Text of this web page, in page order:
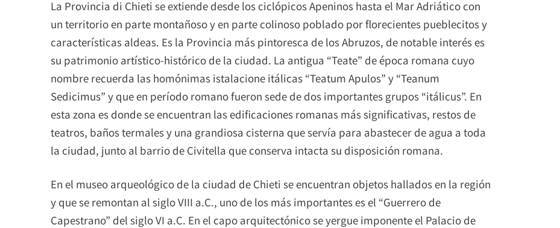
La Provincia di Chieti se extiende desde los ciclópicos Apeninos hasta el Mar Adriático con
un territorio en parte montañoso y en parte colinoso poblado por florecientes pueblecitos y
características aldeas. Es la Provincia más pintoresca de los Abruzos, de notable interés es
su patrimonio artístico-histórico de la ciudad. La antigua “Teate” de época romana cuyo
nombre recuerda las homónimas istalacione itálicas “Teatum Apulos” y “Teanum
Sedicimus” y que en período romano fueron sede de dos importantes grupos “itálicus”. En
esta zona es donde se encuentran las edificaciones romanas más significativas, restos de
teatros, baños termales y una grandiosa cisterna que servía para abastecer de agua a toda
la ciudad, junto al barrio de Civitella que conserva intacta su disposición romana.
En el museo arqueológico de la ciudad de Chieti se encuentran objetos hallados en la región
y que se remontan al siglo VIII a.C., uno de los más importantes es el “Guerrero de
Capestrano” del siglo VI a.C. En el capo arquitectónico se yergue imponente el Palacio de